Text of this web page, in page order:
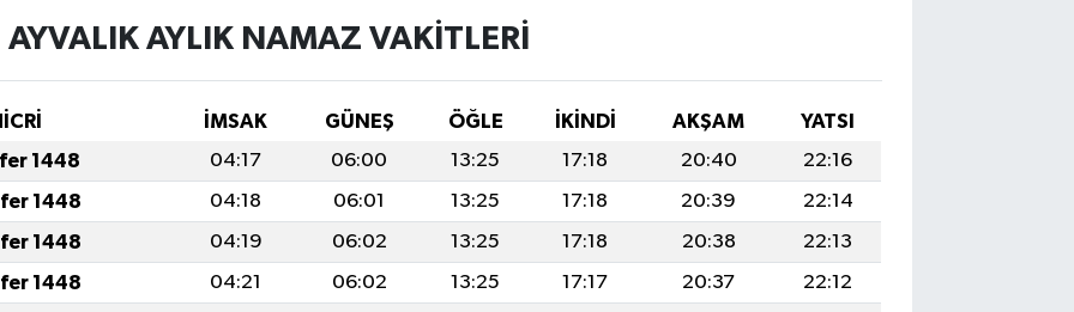
AYVALIK AYLIK NAMAZ VAKITLERI
İMSAK GÜNEŞ ÖĞLE İKINDI AKŞAM
YATSI
1448 04:17 06:00 13:25 17:18 20:40
22:16
1448 04:18 06:01 13:25 17:18 20:39
22:14
1448 04:19 06:02 13:25 17:18 20:38
22:13
1448 04:21 06:02 13:25 17:17 20:37
22:12